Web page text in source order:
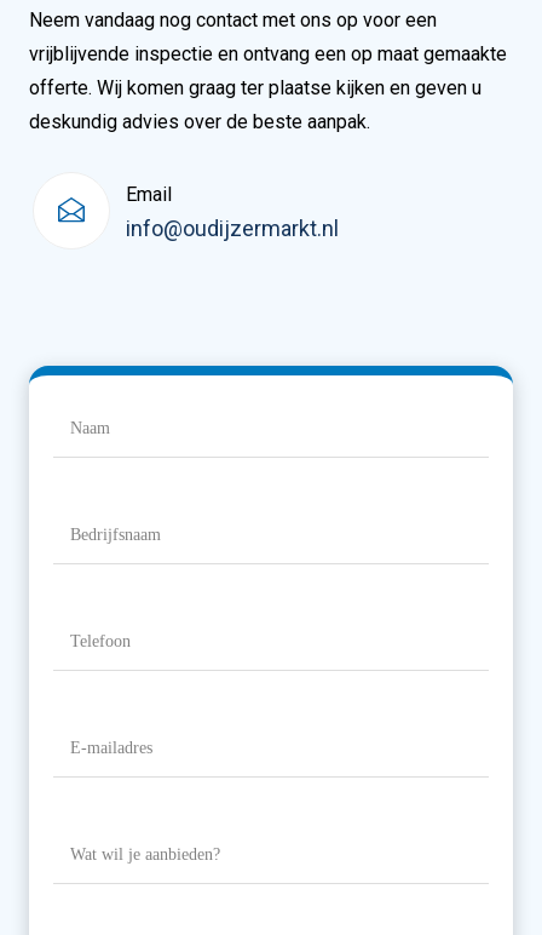
Neem vandaag nog contact met ons op voor een
vrijblijvende inspectie en ontvang een op maat gemaakte
offerte. Wij komen graag ter plaatse kijken en geven u
deskundig advies over de beste aanpak.
Email
info@oudijzermarkt.nl